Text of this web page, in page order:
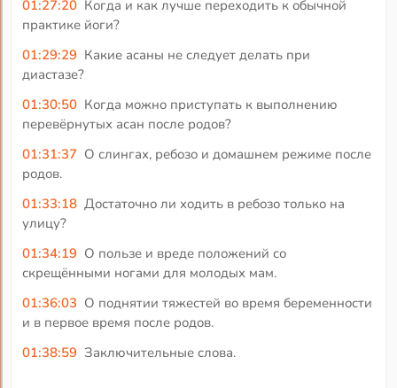
01:27:20 Когда и как лучше переходить к обычной
практике йоги?
01:29:29 Какие асаны не следует делать при
диастазе?
01:30:50 Когда можно приступать к выполнению
перевёрнутых асан после родов?
01:31:37 О слингах, ребозо и домашнем режиме после
родов.
01:33:18 Достаточно ли ходить в ребозо только на
улицу?
01:34:19 О пользе и вреде положений со
скрещёнными ногами для молодых мам.
01:36:03 О поднятии тяжестей во время беременности
и в первое время после родов.
01:38:59 Заключительные слова.